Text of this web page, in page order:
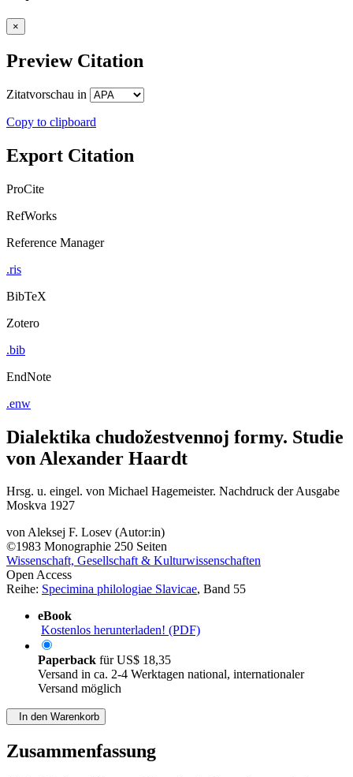
×
Preview Citation
Zitatvorschau in
Copy to clipboard
Export Citation
ProCite
RefWorks
Reference Manager
.ris
BibTeX
Zotero
.bib
EndNote
.enw
Dialektika chudožestvennoj formy. Studie
von Alexander Haardt
Hrsg. u. eingel. von Michael Hagemeister. Nachdruck der Ausgabe
Moskva 1927
vonAleksej F. Losev (Autor:in)
©1983 Monographie 250 Seiten
Wissenschaft, Gesellschaft & Kulturwissenschaften
Open Access
Reihe: Specimina philologiae Slavicae, Band 55
eBook
Kostenlos herunterladen! (PDF)
Paperback fürUS$ 18,35
Versand in ca. 2-4 Werktagen national, internationaler
Versand möglich
In den Warenkorb
Zusammenfassung